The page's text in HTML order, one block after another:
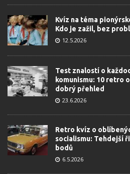
Kvíz na téma
Kdo je zažil, bez
12.5.2026
Test znalostí o
komunismu: 10 retro
dobrý přehled
23.6.2026
Retro kvíz o
socialismu: Tehdejší
bodů
6.5.2026